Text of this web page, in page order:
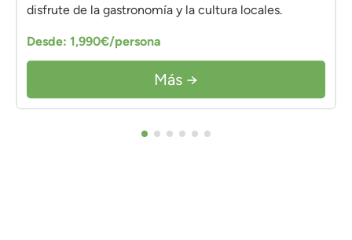
disfrute de la gastronomía y la cultura locales.
Desde: 1,990€/persona
Más →